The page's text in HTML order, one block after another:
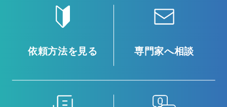
依頼方法を見る 専門家へ相談